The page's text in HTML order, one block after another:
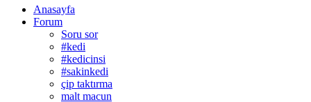
Anasayfa
Forum
Soru sor
#kedi
#kedicinsi
#sakinkedi
çip taktırma
malt macun